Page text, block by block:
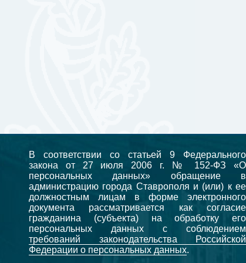
В соответствии со статьей 9 Федерального
закона от 27 июля 2006 г. № 152-ФЗ «О
персональных данных» обращение в
администрацию города Ставрополя и (или) к ее
должностным лицам в форме электронного
документа рассматривается как согласие
гражданина (субъекта) на обработку его
персональных данных с соблюдением
требований законодательства Российской
Федерации о персональных данных.